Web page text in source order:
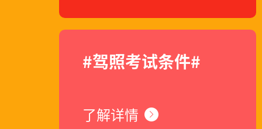
***先生在2020年
***先生在2023年
#驾照考试条件#
了解详情